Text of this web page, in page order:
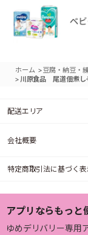
ホーム >豆腐・納豆・
> 川原食品 尾道佃煮し
配送エリア
会社概要
特定商取引法に基づく表
アプリならもっと
ゆめデリバリー専用